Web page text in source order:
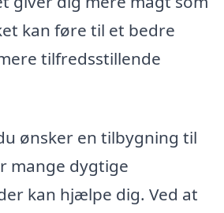
kan føre til et bedre
tilfredsstillende
ønsker en tilbygning til
mange dygtige
kan hjælpe dig. Ved at